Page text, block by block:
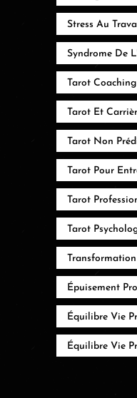
Stress Au
Syndrome De
Tarot Coaching
Tarot Et
Tarot Non
Tarot Pour
Tarot
Tarot
Transformation
Épuisement
Équilibre Vie
Équilibre Vie